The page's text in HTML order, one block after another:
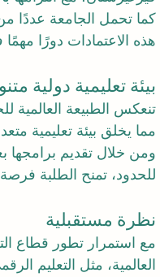
كما تحمل الجامعة عددًا
هذه الاعتمادات دورًا مهمًا
بيئة تعليمية دولية
مما يخلق بيئة تعليمية
ومن خلال تقديم برامجها
للحدود، تمنح الطلبة
نظرة مستقبلية
مع استمرار تطور قطاع
العالمية، مثل التعليم